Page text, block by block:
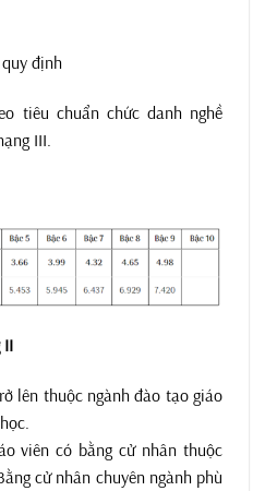
định
tiêu chuẩn chức danh nghề
III.
II
lên thuộc ngành đào tạo giáo
viên có bằng cử nhân thuộc
cử nhân chuyên ngành phù